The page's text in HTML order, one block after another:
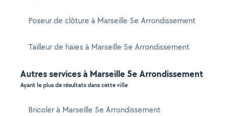
Poseur de clôture à Marseille 5e Arrondissement
Tailleur de haies à Marseille 5e Arrondissement
Autres services à Marseille 5e Arrondissement
Ayant le plus de résultats dans cette ville
Bricoler à Marseille 5e Arrondissement